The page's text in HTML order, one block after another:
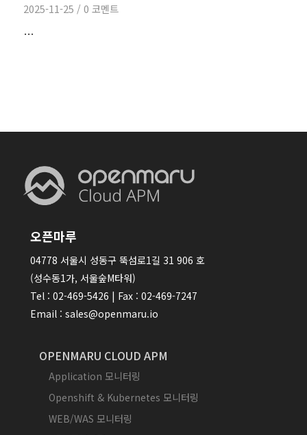
2025-11-25 / 0 코멘트
…
오픈마루
04778 서울시 성동구 뚝섬로1길 31 906 호
(성수동1가, 서울숲M타워)
Tel : 02-469-5426 | Fax : 02-469-7247
Email : sales@openmaru.io
OPENMARU CLOUD APM
Application 모니터링
Openshift & Kubernetes 모니터링
WEB/WAS 모니터링